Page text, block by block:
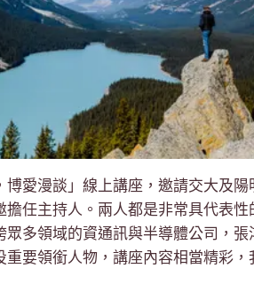
博愛漫談」線上講座，邀請交大及
任主持人。兩人都是非常具代表
多領域的資通訊與半導體公司，
要領銜人物，講座內容相當精彩